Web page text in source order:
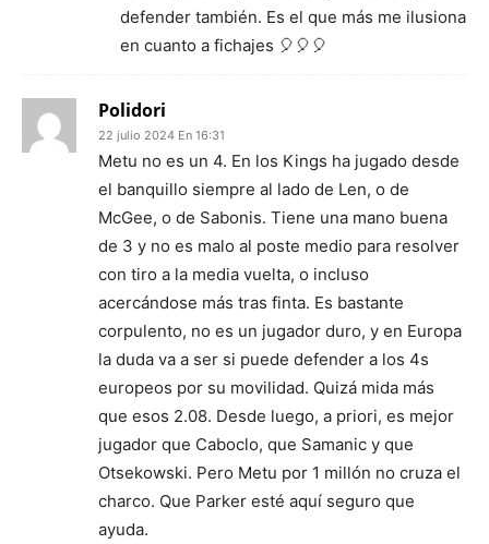
defender también. Es el que más me ilusiona
en cuanto a fichajes 🎈🎈🎈
Polidori
22 julio 2024 En 16:31
Metu no es un 4. En los Kings ha jugado desde
el banquillo siempre al lado de Len, o de
McGee, o de Sabonis. Tiene una mano buena
de 3 y no es malo al poste medio para resolver
con tiro a la media vuelta, o incluso
acercándose más tras finta. Es bastante
corpulento, no es un jugador duro, y en Europa
la duda va a ser si puede defender a los 4s
europeos por su movilidad. Quizá mida más
que esos 2.08. Desde luego, a priori, es mejor
jugador que Caboclo, que Samanic y que
Otsekowski. Pero Metu por 1 millón no cruza el
charco. Que Parker esté aquí seguro que
ayuda.